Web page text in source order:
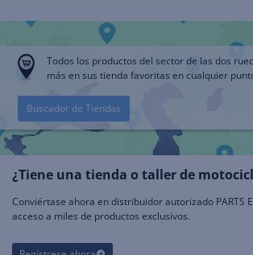
Todos los productos del sector de las dos
más en sus tienda favoritas en cualquier
Buscador de Tiendas
¿Tiene una tienda o taller de
Conviértase ahora en distribuidor autorizado PARTS
acceso a miles de productos exclusivos.